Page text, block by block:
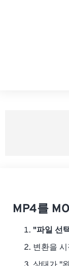
MP4를
"파일 선
변환을